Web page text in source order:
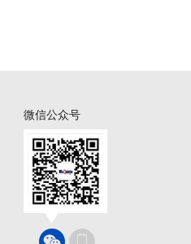
微信公众号